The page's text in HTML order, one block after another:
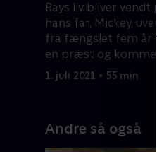
Rays liv bliver vendt
hans far, Mickey,
fra fængslet fem år
en præst og kommer
bor.
1. juli 2021 • 55 min
Andre så også